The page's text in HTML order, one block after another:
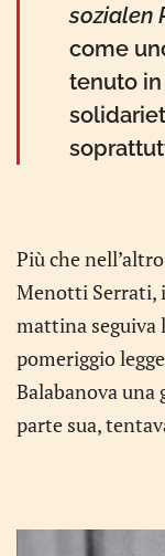
sozialen
come
tenuto in
Più che
Menotti Serrati,
mattina seguiva
pomeriggio
Balabanova una
parte sua,